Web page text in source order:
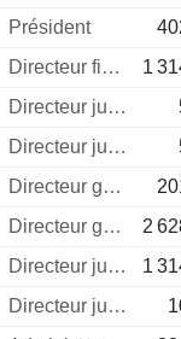
Président
Directeur financier
1
Directeur juridique
Directeur juridique
Directeur general
Directeur general
2
Directeur juridique
1
Directeur juridique